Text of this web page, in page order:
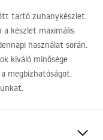
tartó zuhanykészlet.
a készlet maximális
használat során.
kiváló minősége
megbízhatóságot.